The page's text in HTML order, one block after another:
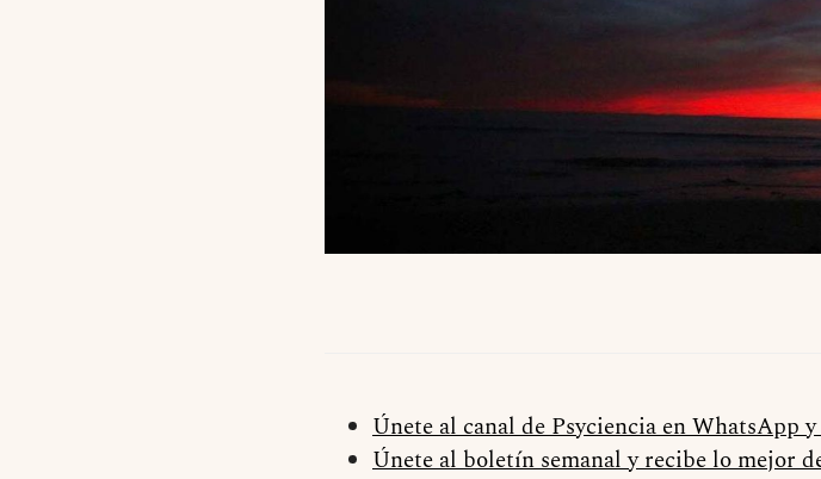
Únete al canal de Psyciencia en
Únete al boletín semanal y recibe lo mejor